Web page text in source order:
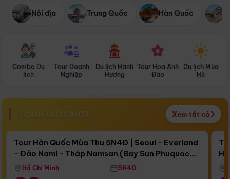
Nội địa Trung Quốc Hàn Quốc
Combo Du
lịch
Tour Doanh
Nghiệp
Du lịch Hành
Hương
Tour Hoa Anh
Đào
Du lịch Mùa
Hè
TOUR GIỜ CHÓT Xem tất cả
Còn17 ngày 12:12:36
Bay Sun Phuquoc Airways
Điểm nổi bật
Tour Hàn Quốc Mùa Thu 5N4Đ | Seoul - Everland
- Đảo Nami - Tháp Namsan (Bay Sun Phuquoc
Airways)
Hồ Chí Minh 5N4Đ